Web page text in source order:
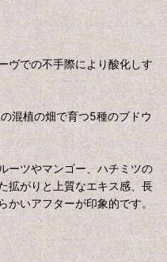
ヴでの不手際により酸化しす
混植の畑で育つ5種のブドウ
ーツやマンゴー、ハチミツの
拡がりと上質なエキス感、長
かいアフターが印象的です。